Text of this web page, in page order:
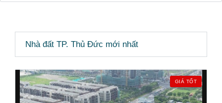
Nhà đất TP. Thủ Đức mới nhất
GIÁ TỐT